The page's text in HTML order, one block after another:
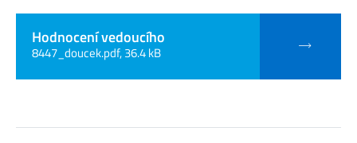
Hodnocení vedoucího
8447_doucek.pdf, 36.4 kB